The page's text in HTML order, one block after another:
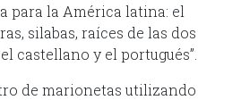
para la América latina: el
silabas, raíces de las dos
castellano y el portugués”.
de marionetas utilizando